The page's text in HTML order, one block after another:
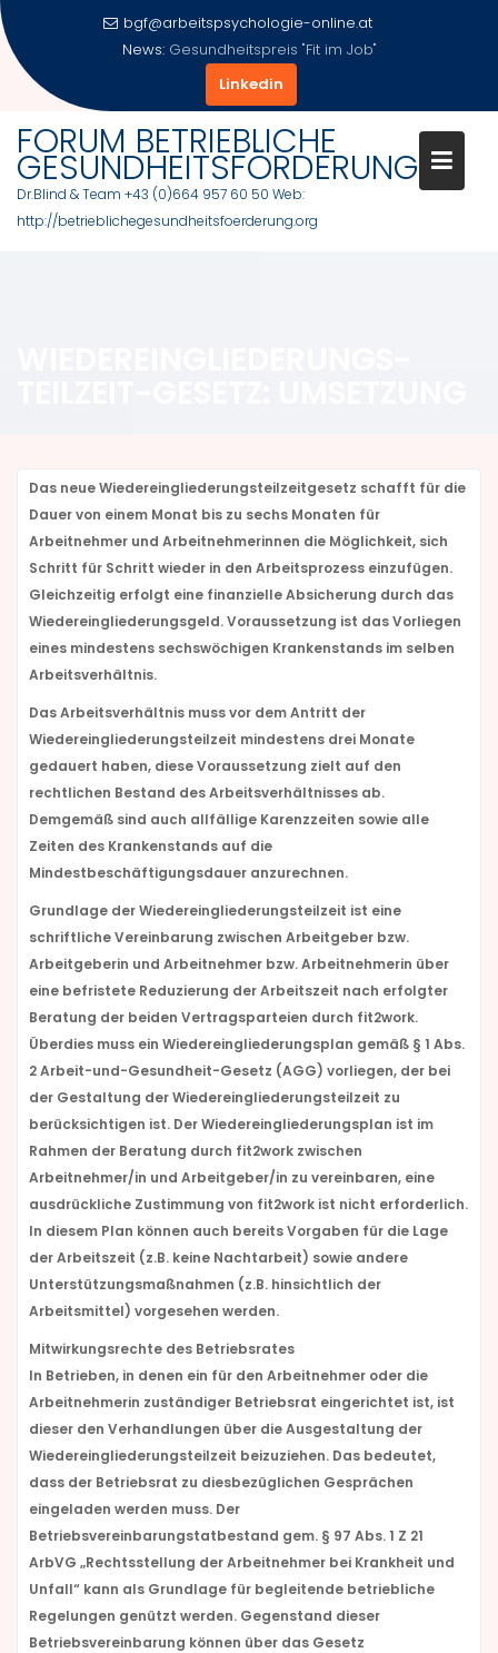
Skip
to
content
bgf@arbeitspsychologie-online.at
News: Salzburger Businesslauf 2020
Linkedin
FORUM BETRIEBLICHE
GESUNDHEITSFÖRDERUNG
Dr.Blind & Team +43 (0)664 957 60 50 Web:
http://betrieblichegesundheitsfoerderung.org
Das neue Wiedereingliederungsteilzeitgesetz schafft für die
Dauer von einem Monat bis zu sechs Monaten für
Arbeitnehmer und Arbeitnehmerinnen die Möglichkeit, sich
Schritt für Schritt wieder in den Arbeitsprozess einzufügen.
Gleichzeitig erfolgt eine finanzielle Absicherung durch das
Wiedereingliederungsgeld. Voraussetzung ist das Vorliegen
eines mindestens sechswöchigen Krankenstands im selben
Arbeitsverhältnis.
Das Arbeitsverhältnis muss vor dem Antritt der
Wiedereingliederungsteilzeit mindestens drei Monate
gedauert haben, diese Voraussetzung zielt auf den
rechtlichen Bestand des Arbeitsverhältnisses ab.
Demgemäß sind auch allfällige Karenzzeiten sowie alle
Zeiten des Krankenstands auf die
Mindestbeschäftigungsdauer anzurechnen.
Grundlage der Wiedereingliederungsteilzeit ist eine
schriftliche Vereinbarung zwischen Arbeitgeber bzw.
Arbeitgeberin und Arbeitnehmer bzw. Arbeitnehmerin über
eine befristete Reduzierung der Arbeitszeit nach erfolgter
Beratung der beiden Vertragsparteien durch fit2work.
Überdies muss ein Wiedereingliederungsplan gemäß § 1 Abs.
2 Arbeit-und-Gesundheit-Gesetz (AGG) vorliegen, der bei
der Gestaltung der Wiedereingliederungsteilzeit zu
berücksichtigen ist. Der Wiedereingliederungsplan ist im
Rahmen der Beratung durch fit2work zwischen
Arbeitnehmer/in und Arbeitgeber/in zu vereinbaren, eine
ausdrückliche Zustimmung von fit2work ist nicht erforderlich.
In diesem Plan können auch bereits Vorgaben für die Lage
der Arbeitszeit (z.B. keine Nachtarbeit) sowie andere
Unterstützungsmaßnahmen (z.B. hinsichtlich der
Arbeitsmittel) vorgesehen werden.
Mitwirkungsrechte des Betriebsrates
In Betrieben, in denen ein für den Arbeitnehmer oder die
Arbeitnehmerin zuständiger Betriebsrat eingerichtet ist, ist
dieser den Verhandlungen über die Ausgestaltung der
Wiedereingliederungsteilzeit beizuziehen. Das bedeutet,
dass der Betriebsrat zu diesbezüglichen Gesprächen
eingeladen werden muss. Der
Betriebsvereinbarungstatbestand gem. § 97 Abs. 1 Z 21
ArbVG „Rechtsstellung der Arbeitnehmer bei Krankheit und
Unfall“ kann als Grundlage für begleitende betriebliche
Regelungen genützt werden. Gegenstand dieser
Betriebsvereinbarung können über das Gesetz